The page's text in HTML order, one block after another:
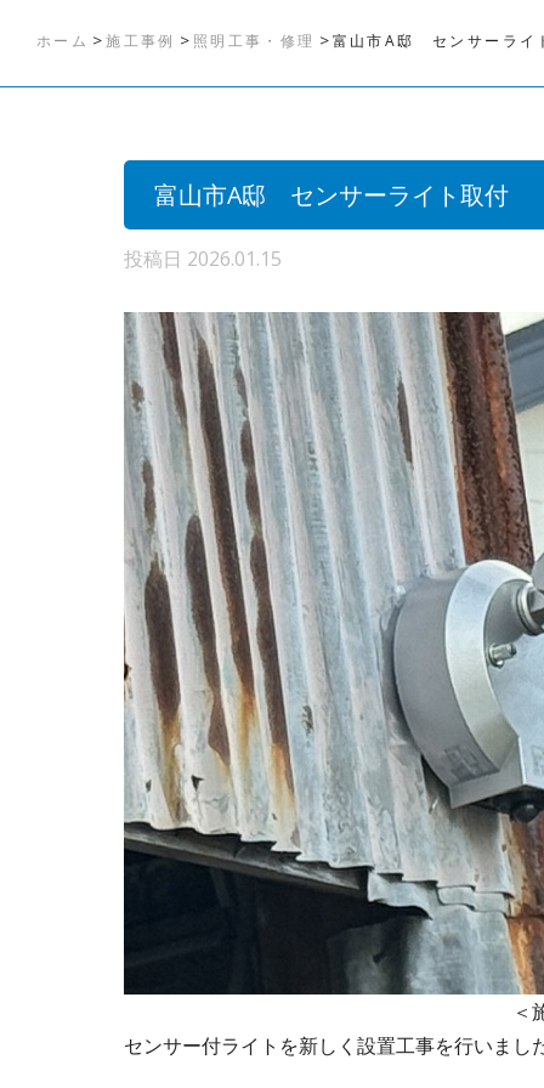
ホーム >施工事例 > 照明工事・修理 >富山市A邸 センサーライ
富山市A邸 センサーライト取付
投稿日 2026.01.15
＜施工後
センサー付ライトを新しく設置工事を行いまし